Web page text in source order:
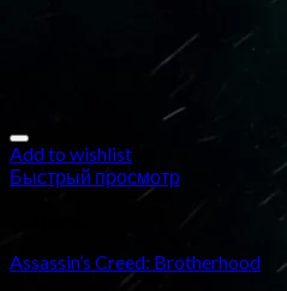
Add to wishlist
Быстрый просмотр
Assassin’s Creed: Brotherhood